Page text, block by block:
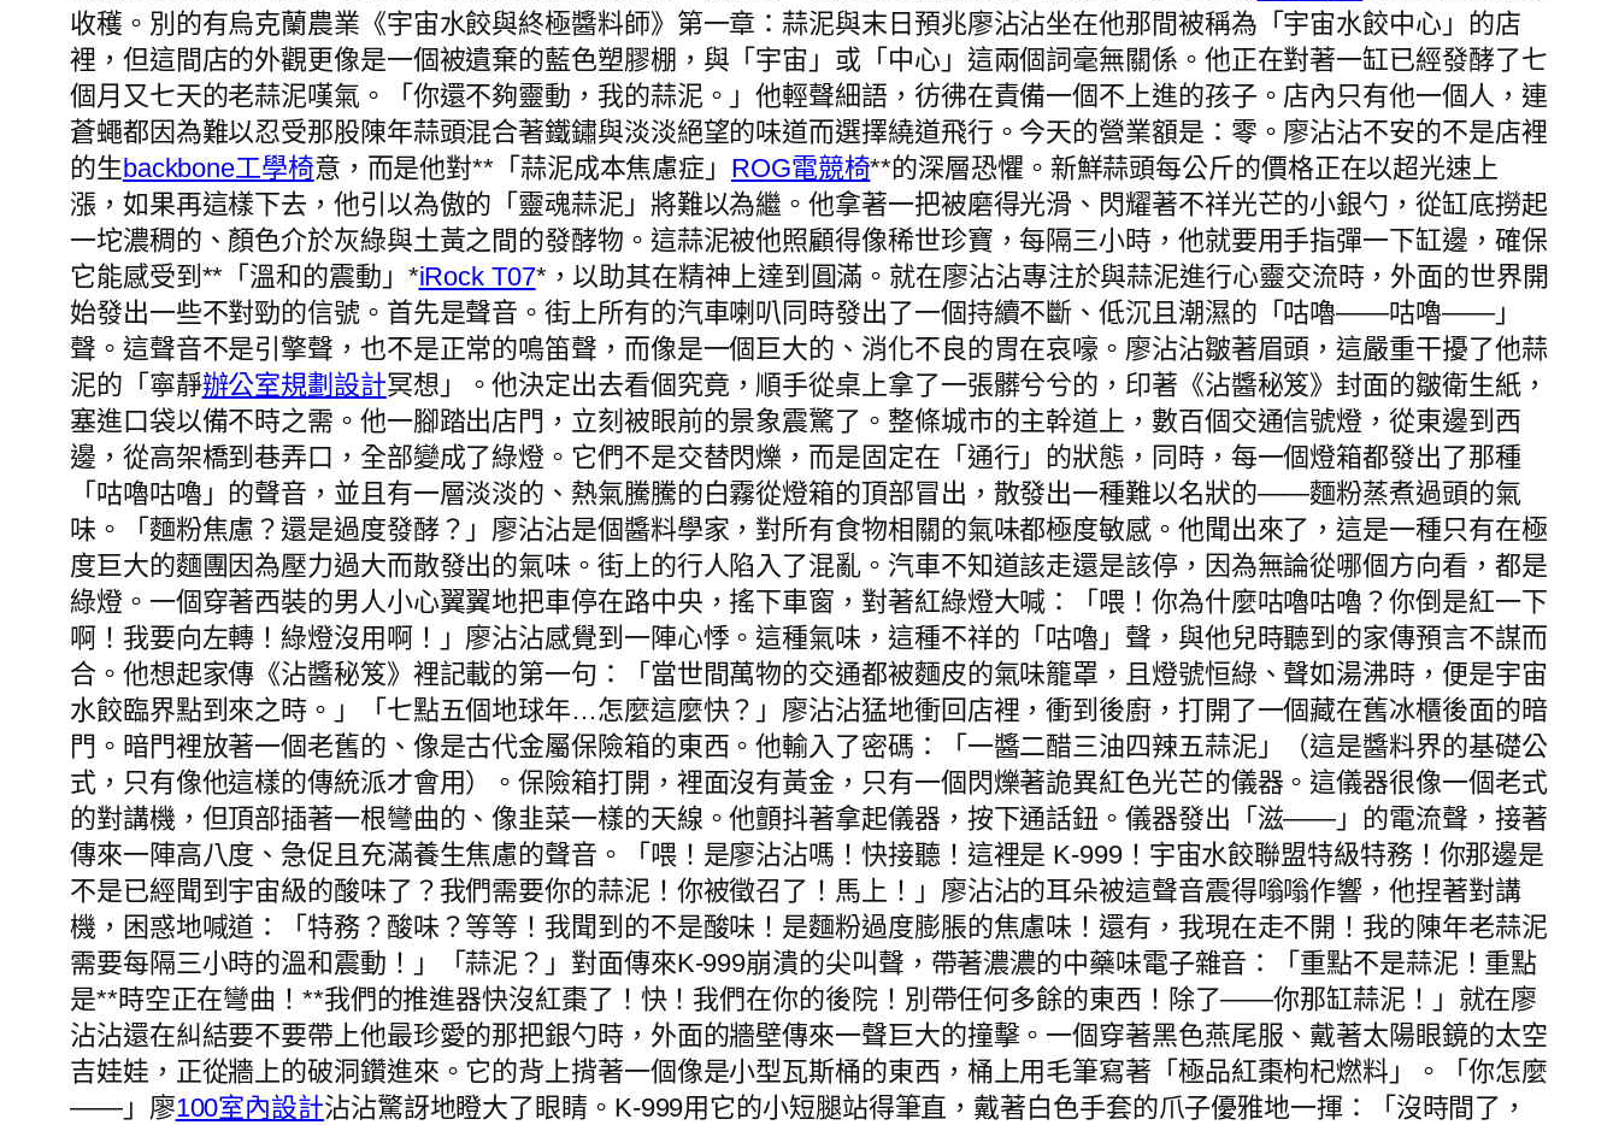
收穫。別的有烏克蘭農業《宇宙水餃與終極醬料師》第一章：蒜泥與末日預兆廖沾沾坐在他那間被稱為「宇宙水餃中心」的店
裡，但這間店的外觀更像是一個被遺棄的藍色塑膠棚，與「宇宙」或「中心」這兩個詞毫無關係。他正在對著一缸已經發酵了七
個月又七天的老蒜泥嘆氣。「你還不夠靈動，我的蒜泥。」他輕聲細語，彷彿在責備一個不上進的孩子。店內只有他一個人，連
蒼蠅都因為難以忍受那股陳年蒜頭混合著鐵鏽與淡淡絕望的味道而選擇繞道飛行。今天的營業額是：零。廖沾沾不安的不是店裡
的生 backbone工學椅意，而是他對**「蒜泥成本焦慮症」 ROG電競椅**的深層恐懼。新鮮蒜頭每公斤的價格正在以超光速上
漲，如果再這樣下去，他引以為傲的「靈魂蒜泥」將難以為繼。他拿著一把被磨得光滑、閃耀著不祥光芒的小銀勺，從缸底撈起
一坨濃稠的、顏色介於灰綠與土黃之間的發酵物。這蒜泥被他照顧得像稀世珍寶，每隔三小時，他就要用手指彈一下缸邊，確保
它能感受到**「溫和的震動」*iRock T07*，以助其在精神上達到圓滿。就在廖沾沾專注於與蒜泥進行心靈交流時，外面的世界開
始發出一些不對勁的信號。首先是聲音。街上所有的汽車喇叭同時發出了一個持續不斷、低沉且潮濕的「咕嚕——咕嚕——」
聲。這聲音不是引擎聲，也不是正常的鳴笛聲，而像是一個巨大的、消化不良的胃在哀嚎。廖沾沾皺著眉頭，這嚴重干擾了他蒜
泥的「寧靜辦公室規劃設計冥想」。他決定出去看個究竟，順手從桌上拿了一張髒兮兮的，印著《沾醬秘笈》封面的皺衛生紙，
塞進口袋以備不時之需。他一腳踏出店門，立刻被眼前的景象震驚了。整條城市的主幹道上，數百個交通信號燈，從東邊到西
邊，從高架橋到巷弄口，全部變成了綠燈。它們不是交替閃爍，而是固定在「通行」的狀態，同時，每一個燈箱都發出了那種
「咕嚕咕嚕」的聲音，並且有一層淡淡的、熱氣騰騰的白霧從燈箱的頂部冒出，散發出一種難以名狀的——麵粉蒸煮過頭的氣
味。「麵粉焦慮？還是過度發酵？」廖沾沾是個醬料學家，對所有食物相關的氣味都極度敏感。他聞出來了，這是一種只有在極
度巨大的麵團因為壓力過大而散發出的氣味。街上的行人陷入了混亂。汽車不知道該走還是該停，因為無論從哪個方向看，都是
綠燈。一個穿著西裝的男人小心翼翼地把車停在路中央，搖下車窗，對著紅綠燈大喊：「喂！你為什麼咕嚕咕嚕？你倒是紅一下
啊！我要向左轉！綠燈沒用啊！」廖沾沾感覺到一陣心悸。這種氣味，這種不祥的「咕嚕」聲，與他兒時聽到的家傳預言不謀而
合。他想起家傳《沾醬秘笈》裡記載的第一句：「當世間萬物的交通都被麵皮的氣味籠罩，且燈號恒綠、聲如湯沸時，便是宇宙
水餃臨界點到來之時。」「七點五個地球年…怎麼這麼快？」廖沾沾猛地衝回店裡，衝到後廚，打開了一個藏在舊冰櫃後面的暗
門。暗門裡放著一個老舊的、像是古代金屬保險箱的東西。他輸入了密碼：「一醬二醋三油四辣五蒜泥」（這是醬料界的基礎公
式，只有像他這樣的傳統派才會用）。保險箱打開，裡面沒有黃金，只有一個閃爍著詭異紅色光芒的儀器。這儀器很像一個老式
的對講機，但頂部插著一根彎曲的、像韭菜一樣的天線。他顫抖著拿起儀器，按下通話鈕。儀器發出「滋——」的電流聲，接著
傳來一陣高八度、急促且充滿養生焦慮的聲音。「喂！是廖沾沾嗎！快接聽！這裡是 K-999！宇宙水餃聯盟特級特務！你那邊是
不是已經聞到宇宙級的酸味了？我們需要你的蒜泥！你被徵召了！馬上！」廖沾沾的耳朵被這聲音震得嗡嗡作響，他捏著對講
機，困惑地喊道：「特務？酸味？等等！我聞到的不是酸味！是麵粉過度膨脹的焦慮味！還有，我現在走不開！我的陳年老蒜泥
需要每隔三小時的溫和震動！」「蒜泥？」對面傳來K-999崩潰的尖叫聲，帶著濃濃的中藥味電子雜音：「重點不是蒜泥！重點
是**時空正在彎曲！**我們的推進器快沒紅棗了！快！我們在你的後院！別帶任何多餘的東西！除了——你那缸蒜泥！」就在廖
沾沾還在糾結要不要帶上他最珍愛的那把銀勺時，外面的牆壁傳來一聲巨大的撞擊。一個穿著黑色燕尾服、戴著太陽眼鏡的太空
吉娃娃，正從牆上的破洞鑽進來。它的背上揹著一個像是小型瓦斯桶的東西，桶上用毛筆寫著「極品紅棗枸杞燃料」。「你怎麼
——」廖100室內設計沾沾驚訝地瞪大了眼睛。K-999用它的小短腿站得筆直，戴著白色手套的爪子優雅地一揮：「沒時間了，